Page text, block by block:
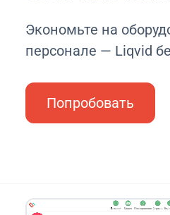
Экономьте на
персонале — Liqvid
Попробовать